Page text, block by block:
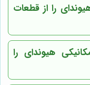
را از قطعات
هیوندای را